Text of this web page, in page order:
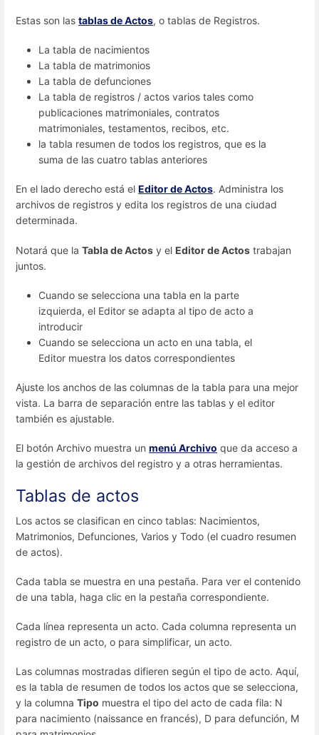
Estas son las tablas de Actos, o tablas de Registros.
La tabla de nacimientos
La tabla de matrimonios
La tabla de defunciones
La tabla de registros / actos varios tales como
publicaciones matrimoniales, contratos
matrimoniales, testamentos, recibos, etc.
la tabla resumen de todos los registros, que es la
suma de las cuatro tablas anteriores
En el lado derecho está el Editor de Actos. Administra los
archivos de registros y edita los registros de una ciudad
determinada.
Notará que la Tabla de Actos y el Editor de Actos trabajan
juntos.
Cuando se selecciona una tabla en la parte
izquierda, el Editor se adapta al tipo de acto a
introducir
Cuando se selecciona un acto en una tabla, el
Editor muestra los datos correspondientes
Ajuste los anchos de las columnas de la tabla para una mejor
vista. La barra de separación entre las tablas y el editor
también es ajustable.
El botón Archivo muestra un menú Archivo que da acceso a
la gestión de archivos del registro y a otras herramientas.
Tablas de actos
Los actos se clasifican en cinco tablas: Nacimientos,
Matrimonios, Defunciones, Varios y Todo (el cuadro resumen
de actos).
Cada tabla se muestra en una pestaña. Para ver el contenido
de una tabla, haga clic en la pestaña correspondiente.
Cada línea representa un acto. Cada columna representa un
registro de un acto, o para simplificar, un acto.
Las columnas mostradas difieren según el tipo de acto. Aquí,
es la tabla de resumen de todos los actos que se selecciona,
y la columna Tipo muestra el tipo del acto de cada fila: N
para nacimiento (naissance en francés), D para defunción, M